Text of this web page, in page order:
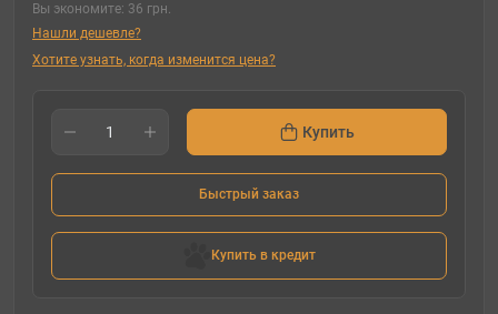
Вы экономите: 36 грн.
Нашли дешевле?
Хотите узнать, когда изменится цена?
Купить
Быстрый заказ
Купить в кредит